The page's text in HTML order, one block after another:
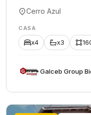
Cerro Azul
CASA
x4 x3